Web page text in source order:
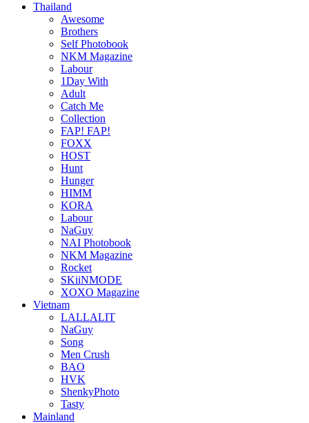
Thailand
Awesome
Brothers
Self Photobook
NKM Magazine
Labour
1Day With
Adult
Catch Me
Collection
FAP! FAP!
FOXX
HOST
Hunt
Hunger
HIMM
KORA
Labour
NaGuy
NAI Photobook
NKM Magazine
Rocket
SKiiNMODE
XOXO Magazine
Vietnam
LALLALIT
NaGuy
Song
Men Crush
BAO
HVK
ShenkyPhoto
Tasty
Mainland